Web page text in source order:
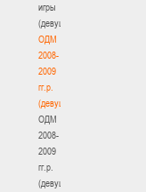
игры
(девушки)
ОДМ
2008-
2009
гг.р.
(девушки)
ОДМ
2008-
2009
гг.р.
(девушки)